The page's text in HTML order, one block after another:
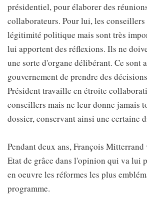
présidentiel, pour élaborer des
collaborateurs. Pour lui, les conseillers
légitimité politique mais sont très
lui apportent des réflexions. Ils ne
une sorte d'organe délibérant. Ce sont
gouvernement de prendre des
Président travaille en étroite
conseillers mais ne leur donne jamais
dossier, conservant ainsi une certaine
Pendant deux ans, François
Etat de grâce dans l'opinion qui va lui
en oeuvre les réformes les plus
programme.